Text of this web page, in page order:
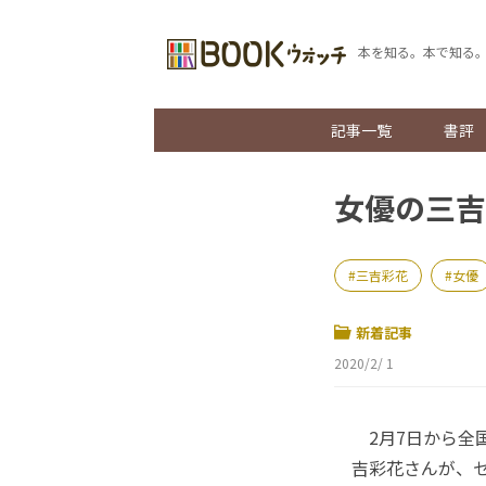
本を知る。本で知る
記事一覧 書評
女優の三
三吉彩花 女優
新着記事
2020/2/ 1
2月7日から全
吉彩花さんが、